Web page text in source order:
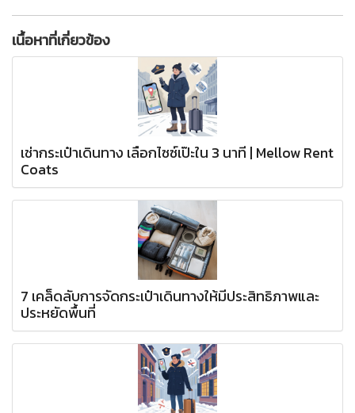
เนื้อหาที่เกี่ยวข้อง
เช่ากระเป๋าเดินทาง เลือกไซซ์เป๊ะใน 3 นาที | Mellow Rent
Coats
7 เคล็ดลับการจัดกระเป๋าเดินทางให้มีประสิทธิภาพและ
ประหยัดพื้นที่